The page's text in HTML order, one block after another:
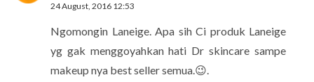
24 August, 2016 12:53
Ngomongin Laneige. Apa sih Ci produk Laneige
yg gak menggoyahkan hati Dr skincare sampe
makeup nya best seller semua.😉.